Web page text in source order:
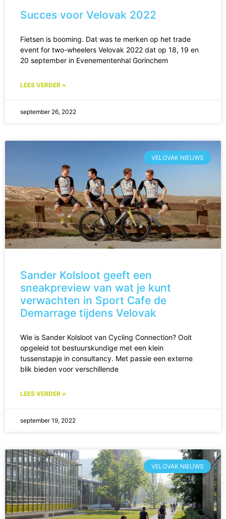
Succes voor Velovak 2022
Fietsen is booming. Dat was te merken op het trade
event for two-wheelers Velovak 2022 dat op 18, 19 en
20 september in Evenementenhal Gorinchem
LEES VERDER »
september 26, 2022
VELOVAK NIEUWS
Sander Kolsloot geeft een
sneakpreview van wat je kunt
verwachten in Sport Cafe de
Demarrage tijdens Velovak
Wie is Sander Kolsloot van Cycling Connection? Ooit
opgeleid tot bestuurskundige met een klein
tussenstapje in consultancy. Met passie een externe
blik bieden voor verschillende
LEES VERDER »
september 19, 2022
VELOVAK NIEUWS